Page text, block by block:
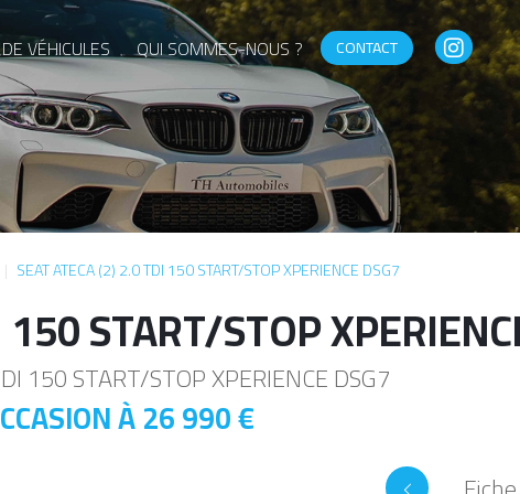
VÉHICULES QUI SOMMES-NOUS ? CONTACT
SEAT ATECA (2) 2.0 TDI 150 START/STOP XPERIENCE DSG7
START/STOP
150 START/STOP XPERIENCE DSG7
À26 990 €